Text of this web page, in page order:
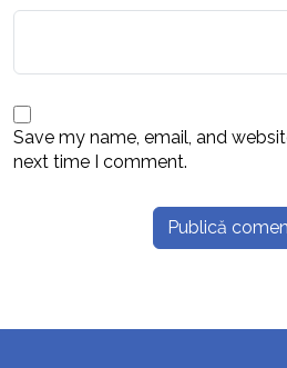
Save my name, email, and
next time I comment.